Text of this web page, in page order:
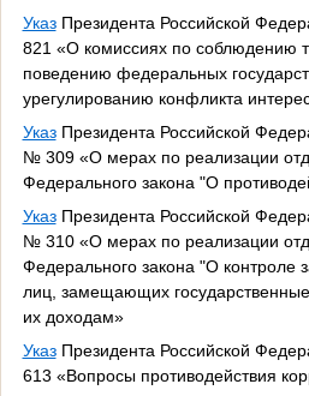
УказПрезидента Российской
821 «О комиссиях по соблюдению
поведению федеральных
урегулированию конфликта
УказПрезидента Российской
№ 309 «О мерах по реализации
Федерального закона "О
УказПрезидента Российской
№ 310 «О мерах по реализации
Федерального закона "О контроле
лиц, замещающих
их доходам»
УказПрезидента Российской
613 «Вопросы противодействия